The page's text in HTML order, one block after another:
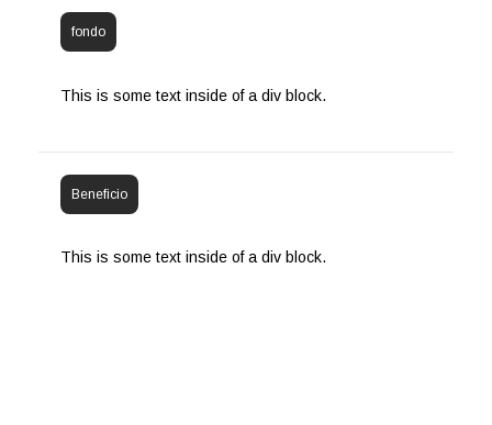
fondo
This is some text inside of a div block.
Beneficio
This is some text inside of a div block.